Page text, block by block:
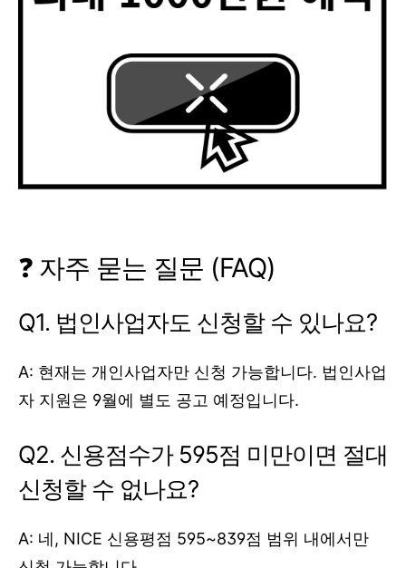
❓ 자주 묻는 질문 (FAQ)
Q1. 법인사업자도 신청할 수 있나요?
A: 현재는 개인사업자만 신청 가능합니다. 법인사업
자 지원은 9월에 별도 공고 예정입니다.
Q2. 신용점수가 595점 미만이면 절대
신청할 수 없나요?
A: 네, NICE 신용평점 595~839점 범위 내에서만